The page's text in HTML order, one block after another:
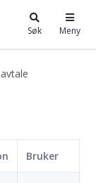
Søk Meny
Bruker